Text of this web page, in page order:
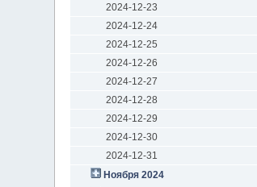
2024-12-23
2024-12-24
2024-12-25
2024-12-26
2024-12-27
2024-12-28
2024-12-29
2024-12-30
2024-12-31
Ноября 2024